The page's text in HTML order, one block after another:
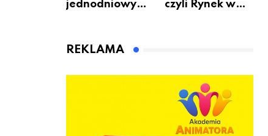
jednodniowy
animatora
czyli Rynek w
REKLAMA